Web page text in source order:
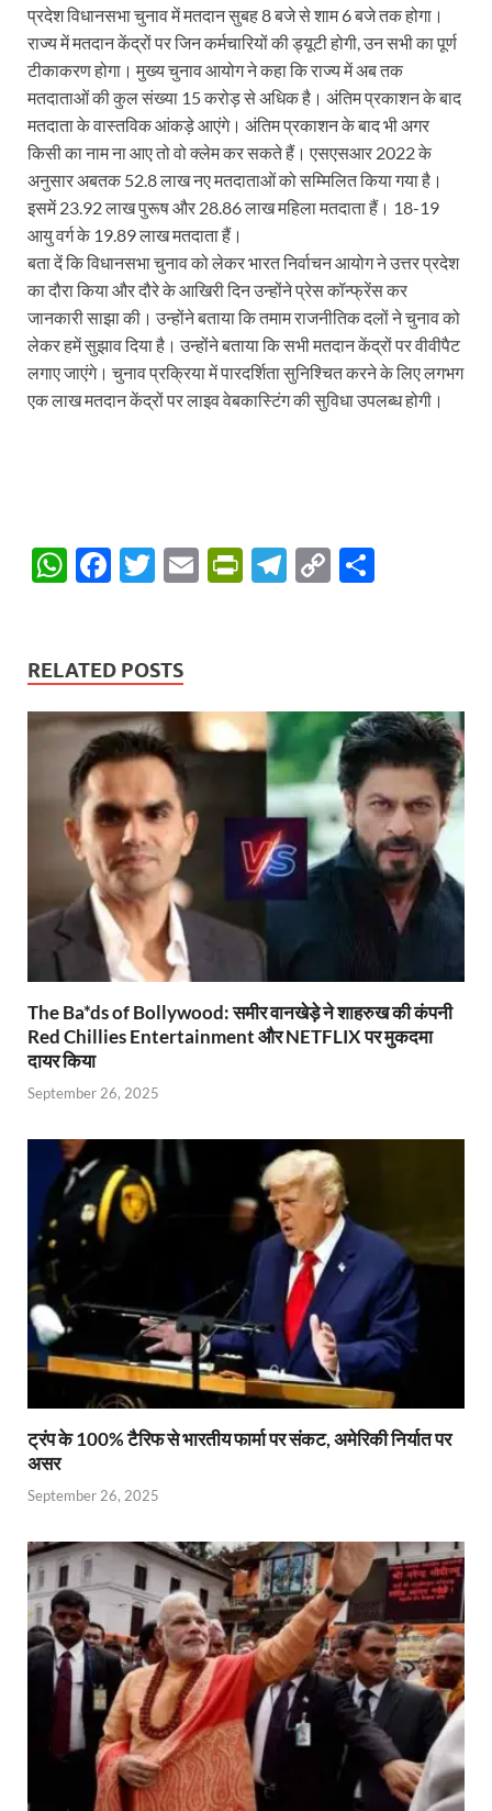
प्रदेश विधानसभा चुनाव में मतदान सुबह 8 बजे से शाम 6 बजे तक होगा।
राज्य में मतदान केंद्रों पर जिन कर्मचारियों की ड्यूटी होगी, उन सभी का पूर्ण
टीकाकरण होगा। मुख्य चुनाव आयोग ने कहा कि राज्य में अब तक
मतदाताओं की कुल संख्या 15 करोड़ से अधिक है। अंतिम प्रकाशन के बाद
मतदाता के वास्तविक आंकड़े आएंगे। अंतिम प्रकाशन के बाद भी अगर
किसी का नाम ना आए तो वो क्लेम कर सकते हैं। एसएसआर 2022 के
अनुसार अबतक 52.8 लाख नए मतदाताओं को सम्मिलित किया गया है।
इसमें 23.92 लाख पुरूष और 28.86 लाख महिला मतदाता हैं। 18-19
आयु वर्ग के 19.89 लाख मतदाता हैं।
बता दें कि विधानसभा चुनाव को लेकर भारत निर्वाचन आयोग ने उत्तर प्रदेश
का दौरा किया और दौरे के आखिरी दिन उन्होंने प्रेस कॉन्फ्रेंस कर
जानकारी साझा की। उन्होंने बताया कि तमाम राजनीतिक दलों ने चुनाव को
लेकर हमें सुझाव दिया है। उन्होंने बताया कि सभी मतदान केंद्रों पर वीवीपैट
लगाए जाएंगे। चुनाव प्रक्रिया में पारदर्शिता सुनिश्चित करने के लिए लगभग
एक लाख मतदान केंद्रों पर लाइव वेबकास्टिंग की सुविधा उपलब्ध होगी।
W
s
A
p
p
F
b
o
o
k
T
er
E
P
ie
n
dl
y
T
a
m
C
Li
n
k
RELATED POSTS
The Ba*ds of Bollywood: समीर वानखेड़े ने शाहरुख की कंपनी
Red Chillies Entertainment और NETFLIX पर मुकदमा
दायर किया
September 26, 2025
ट्रंप के 100% टैरिफ से भारतीय फार्मा पर संकट, अमेरिकी निर्यात पर
असर
September 26, 2025